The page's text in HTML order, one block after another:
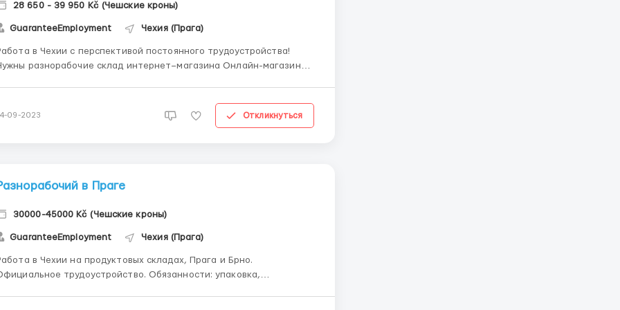
28 650 - 39 950 Kč (Чешские кроны)
GuaranteeEmployment Чехия (Прага)
в Чехии с перспективой постоянного трудоустройства!
разнорабочие склад интернет–магазина Онлайн-магазин
динамики, наушники, системы громкой связи, аксессуары брендо...
09-2023 Откликнуться
в Праге
30000-45000 Kč (Чешские кроны)
GuaranteeEmployment Чехия (Прага)
в Чехии на продуктовых складах, Прага и Брно.
трудоустройство. Обязанности: упаковка,